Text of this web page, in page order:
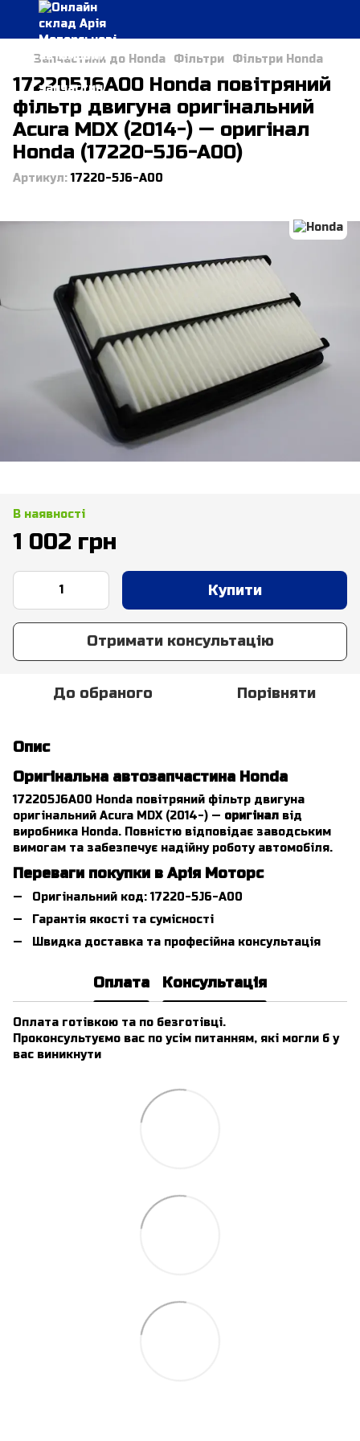
Запчастини до Honda Фільтри Фільтри Honda
172205J6A00 Honda повітряний
фільтр двигуна оригінальний
Acura MDX (2014-) — оригінал
Honda (17220-5J6-A00)
Артикул:17220-5J6-A00
В наявності
1 002 грн
Купити
Отримати консультацію
До обраного Порівняти
Опис
Оригінальна автозапчастина Honda
172205J6A00 Honda повітряний фільтр двигуна
оригінальний Acura MDX (2014-) — оригінал від
виробника Honda. Повністю відповідає заводським
вимогам та забезпечує надійну роботу автомобіля.
Переваги покупки в Арія Моторс
Оригінальний код: 17220-5J6-A00
Гарантія якості та сумісності
Швидка доставка та професійна консультація
Оплата Консультація
Оплата готівкою та по безготівці.
Проконсультуємо вас по усім питанням, які могли б у
вас виникнути